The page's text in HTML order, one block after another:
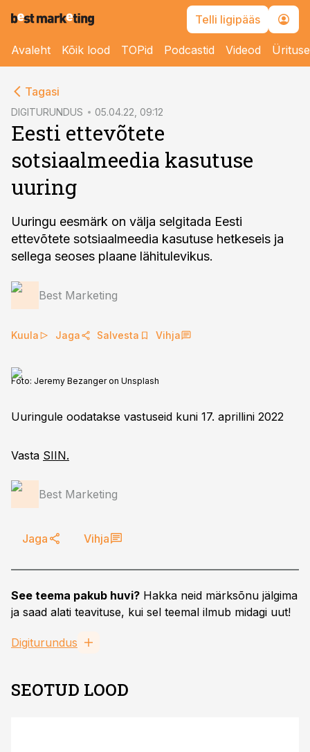
Telli ligipääs
Avaleht Kõik lood TOPid Podcastid Videod
Tagasi
DIGITURUNDUS 05.04.22, 09:12
Eesti ettevõtete
sotsiaalmeedia kasutuse
uuring
Uuringu eesmärk on välja selgitada Eesti
ettevõtete sotsiaalmeedia kasutuse hetkeseis ja
sellega seoses plaane lähitulevikus.
Best Marketing
Kuula Jaga Salvesta Vihja
Foto: Jeremy Bezanger on Unsplash
Uuringule oodatakse vastuseid kuni 17. aprillini 2022
Vasta SIIN.
Best Marketing
Jaga Vihja
See teema pakub huvi? Hakka neid märksõnu jälgima
ja saad alati teavituse, kui sel teemal ilmub midagi uut!
Digiturundus
SEOTUD LOOD